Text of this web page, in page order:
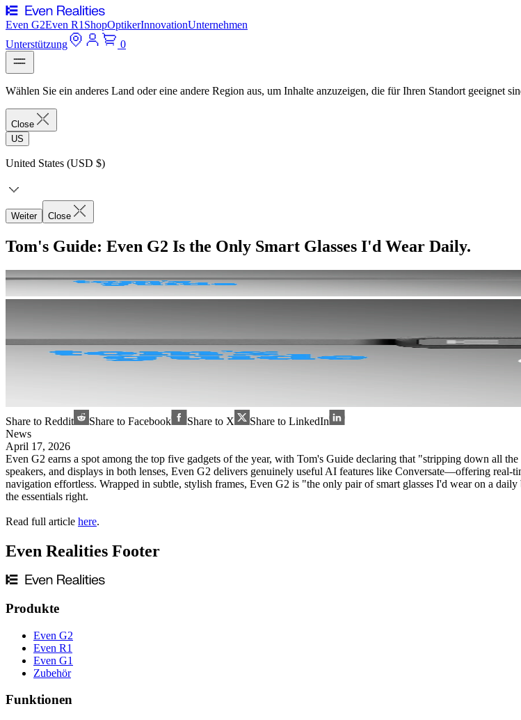
Even G2Even R1 ShopOptikerInnovationUnternehmen
Unterstützung
0
Wählen Sie ein anderes Land oder eine andere Region aus, um Inhalte anzuzeigen, die für Ihren Standort geeignet
Close
US
United States (USD $)
Weiter Close
Tom's Guide: Even G2 Is the Only Smart Glasses I'd Wear Daily.
Share to Reddit Share to Facebook Share to X
Share to LinkedIn
News
April 17, 2026
Even G2 earns a spot among the top five gadgets of the year, with Tom's Guide declaring that "stripping down all
speakers, and displays in both lenses, Even G2 delivers genuinely useful AI features like Conversate—offering
navigation effortless. Wrapped in subtle, stylish frames, Even G2 is "the only pair of smart glasses I'd wear on a
the essentials right.
Read full article here.
Even Realities Footer
Produkte
Even G2
Even R1
Even G1
Zubehör
Funktionen